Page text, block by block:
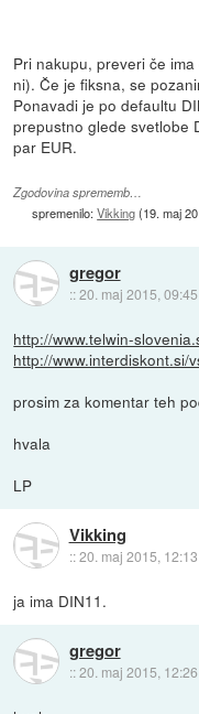
Pri nakupu, preveri če
ni). Če je fiksna, se
Ponavadi je po defaultu
prepustno glede svetlobe
par EUR.
Zgodovina sprememb…
spremenilo:Vikking(19. maj
gregor
::20. maj 2015, 09:45
http://www.telwin-
http://www.interdiskont.si/
prosim za komentar teh
hvala
LP
Vikking
::20. maj 2015, 12:13
ja ima DIN11.
gregor
::20. maj 2015, 12:26